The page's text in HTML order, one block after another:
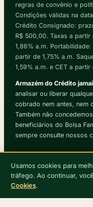
regras de convênio e
Condições válidas na
Crédito Consignado:
R$ 500,00. Taxas a partir
1,86% a.m.
partir de 1,75% a.m.
1,59% a.m. e CET a partir
Armazém do Crédito
analisar ou liberar
cobrado nem antes, nem
Também não
beneficiários do Bolsa
sempre consulte nossos
Aviso de Privacidade·
Armazém do Crédito® ·
7afb4bd
Usamos cookies para
tráfego. Ao continuar,
Cookies.